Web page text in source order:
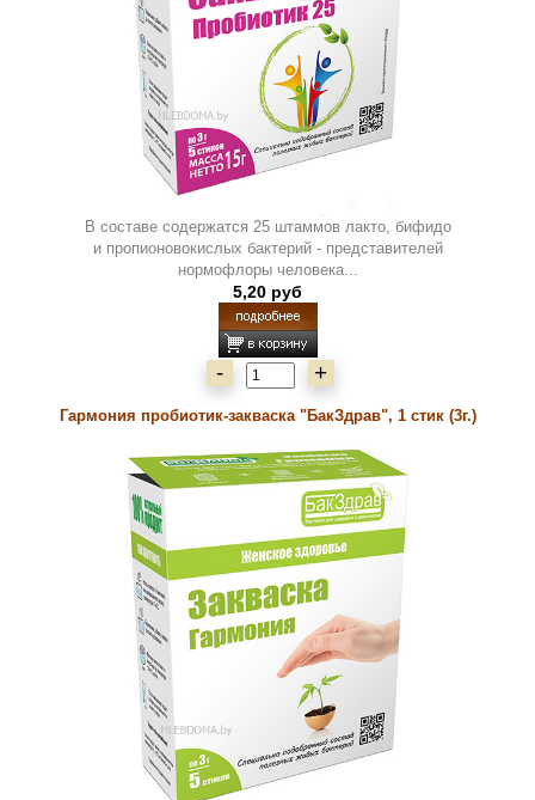
В составе содержатся 25 штаммов лакто, бифидо
и пропионовокислых бактерий - представителей
нормофлоры человека...
5,20 руб
- +
Гармония пробиотик-закваска "БакЗдрав", 1 стик (3г.)